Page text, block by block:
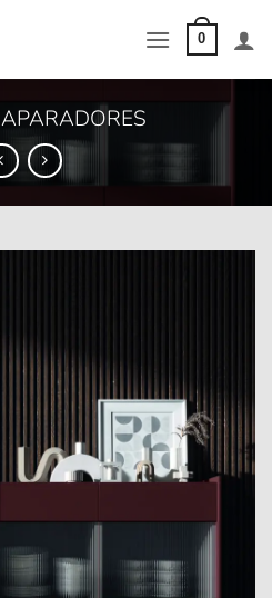
0
APARADORES